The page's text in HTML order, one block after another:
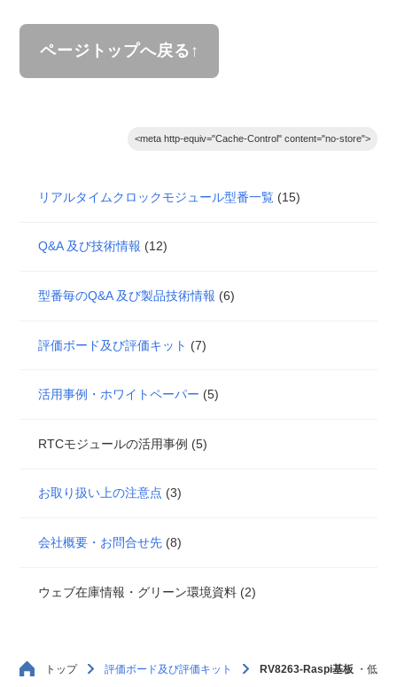
ページトップへ戻る↑
<meta http-equiv="Cache-Control" content="no-store">
リアルタイムクロックモジュール型番一覧 (15)
Q&A 及び技術情報 (12)
型番毎のQ&A 及び製品技術情報 (6)
評価ボード及び評価キット (7)
活用事例・ホワイトペーパー (5)
RTCモジュールの活用事例 (5)
お取り扱い上の注意点 (3)
会社概要・お問合せ先 (8)
ウェブ在庫情報・グリーン環境資料 (2)
トップ 評価ボード及び評価キット RV8263-Raspi基板 ・低消